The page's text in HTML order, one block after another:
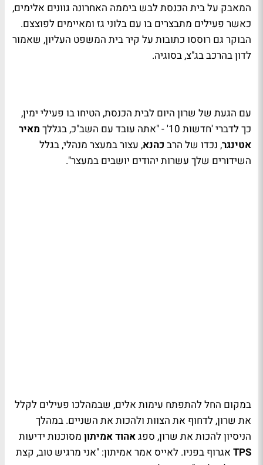
המאבק על בית הכנסת לבש ביממה האחרונה גוונים אלימים,
כאשר פעילים מתבצרים בו עם בלוני גז ומאיימים לפוצצם.
הבוקר גם רוססו כתובות על קיר בית המשפט העליון, שאמור
לדון בהרכב בג"צ, בסוגיה.
עם הגעת של שרון היום לבית הכנסת, הטיחו בו פעילי ימין,
כך לדברי 'חדשות 10' - "אתה עובד עם השב"כ, בגללך
מאיר
אטינגר, נכדו של הרב כהנא, עצור במעצר מנהלי, בגלל
השידורים שלך עשרות יהודים יושבים במעצר".
במקום החל להתפתח עימות אלים, שבמהלכו פעילים לקלל
את שרון, לדחוף את הצוות ולהכות את השניים. במהלך
הניסיון להכות את שרון, ספגאהוד אמיתון מסוכנות ידיעות
TPS אגרוף בפניו. לאייס אמר אמיתון: "אני מרגיש טוב, קצת